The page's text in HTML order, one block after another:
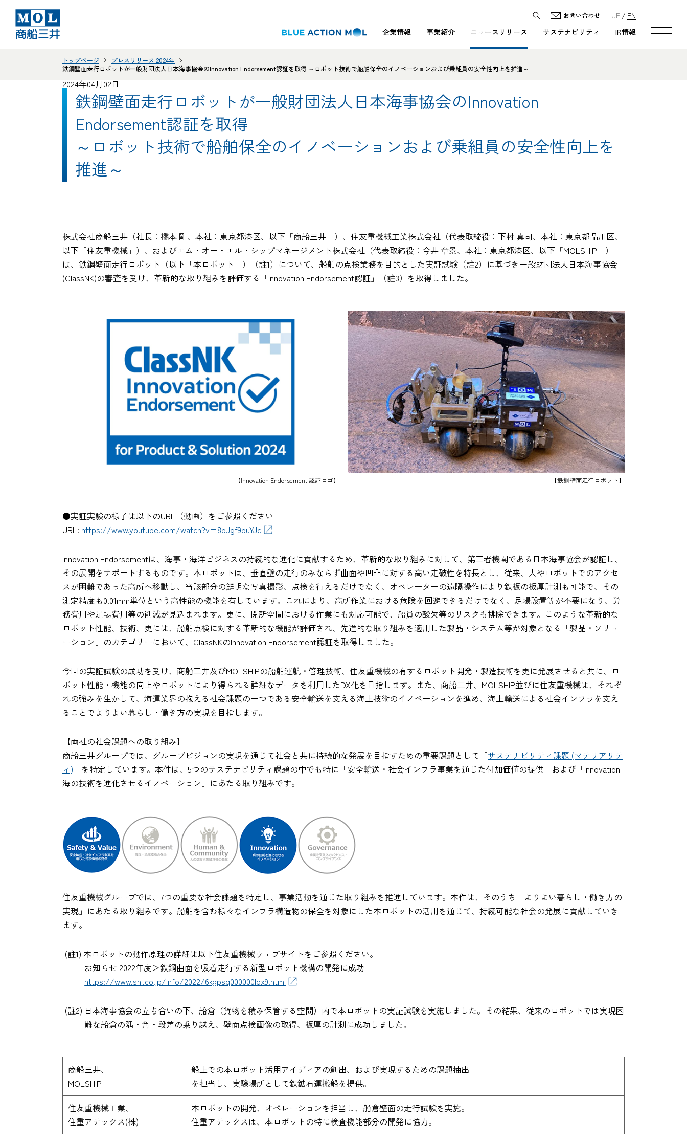
企業情報 事業紹介 ニュースリリース サステナビリティ IR情報
お問い合わせ JP EN
トップページ
プレスリリース 2024年
鉄鋼壁面走行ロボットが一般財団法人日本海事協会のInnovation Endorsement認証を取得 ～ロボット技術で船舶保全のイノベーションおよび乗組員の安全性向上を推進～
2024年04月02日
鉄鋼壁面走行ロボットが一般財団法人日本海事協会のInnovation
Endorsement認証を取得
～ロボット技術で船舶保全のイノベーションおよび乗組員の安全性向上を
推進～
株式会社商船三井（社長：橋本 剛、本社：東京都港区、以下「商船三井」）、住友重機械工業株式会社（代表取締役：下村 真司、本社：東京都品川区、
以下「住友重機械」）、およびエム・オー・エル・シップマネージメント株式会社（代表取締役：今井 章景、本社：東京都港区、以下「MOLSHIP」）
は、鉄鋼壁面走行ロボット（以下「本ロボット」）（註1）について、船舶の点検業務を目的とした実証試験（註2）に基づき一般財団法人日本海事協会
(ClassNK)の審査を受け、革新的な取り組みを評価する「Innovation Endorsement認証」（註3）を取得しました。
【Innovation Endorsement 認証ロゴ】 【鉄鋼壁面走行ロボット】
●実証実験の様子は以下のURL（動画）をご参照ください
URL: https://www.youtube.com/watch?v=8pJgf9puYJc
Innovation Endorsementは、海事・海洋ビジネスの持続的な進化に貢献するため、革新的な取り組みに対して、第三者機関である日本海事協会が認証し、
その展開をサポートするものです。本ロボットは、垂直壁の走行のみならず曲面や凹凸に対する高い走破性を特長とし、従来、人やロボットでのアクセ
スが困難であった高所へ移動し、当該部分の鮮明な写真撮影、点検を行えるだけでなく、オペレーターの遠隔操作により鉄板の板厚計測も可能で、その
測定精度も0.01mm単位という高性能の機能を有しています。これにより、高所作業における危険を回避できるだけでなく、足場設置等が不要になり、労
務費用や足場費用等の削減が見込まれます。更に、閉所空間における作業にも対応可能で、船員の酸欠等のリスクも排除できます。このような革新的な
ロボット性能、技術、更には、船舶点検に対する革新的な機能が評価され、先進的な取り組みを適用した製品・システム等が対象となる「製品・ソリュ
ーション」のカテゴリーにおいて、ClassNKのInnovation Endorsement認証を取得しました。
今回の実証試験の成功を受け、商船三井及びMOLSHIPの船舶運航・管理技術、住友重機械の有するロボット開発・製造技術を更に発展させると共に、ロ
ボット性能・機能の向上やロボットにより得られる詳細なデータを利用したDX化を目指します。また、商船三井、MOLSHIP並びに住友重機械は、それぞ
れの強みを生かして、海運業界の抱える社会課題の一つである安全輸送を支える海上技術のイノベーションを進め、海上輸送による社会インフラを支え
ることでよりよい暮らし・働き方の実現を目指します。
【両社の社会課題への取り組み】
商船三井グループでは、グループビジョンの実現を通じて社会と共に持続的な発展を目指すための重要課題として「サステナビリティ課題 (マテリアリテ
ィ) 」を特定しています。本件は、5つのサステナビリティ課題の中でも特に「安全輸送・社会インフラ事業を通じた付加価値の提供」および「Innovation
海の技術を進化させるイノベーション」にあたる取り組みです。
住友重機械グループでは、7つの重要な社会課題を特定し、事業活動を通じた取り組みを推進しています。本件は、そのうち「よりよい暮らし・働き方の
実現」にあたる取り組みです。船舶を含む様々なインフラ構造物の保全を対象にした本ロボットの活用を通じて、持続可能な社会の発展に貢献していき
ます。
(註1) 本ロボットの動作原理の詳細は以下住友重機械ウェブサイトをご参照ください。
お知らせ 2022年度＞鉄鋼曲面を吸着走行する新型ロボット機構の開発に成功
https://www.shi.co.jp/info/2022/6kgpsq000000lox9.html
(註2) 日本海事協会の立ち合いの下、船倉（貨物を積み保管する空間）内で本ロボットの実証試験を実施しました。その結果、従来のロボットでは実現困
難な船倉の隅・角・段差の乗り越え、壁面点検画像の取得、板厚の計測に成功しました。
商船三井、
MOLSHIP
船上での本ロボット活用アイディアの創出、および実現するための課題抽出
を担当し、実験場所として鉄鉱石運搬船を提供。
住友重機械工業、
住重アテックス(株)
本ロボットの開発、オペレーションを担当し、船倉壁面の走行試験を実施。
住重アテックスは、本ロボットの特に検査機能部分の開発に協力。